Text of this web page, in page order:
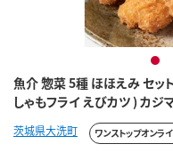
魚介 惣菜 5種 ほほえみ セッ
しゃもフライ えびカツ ) カ
1
茨城県大洗町 ワンストップオンラ